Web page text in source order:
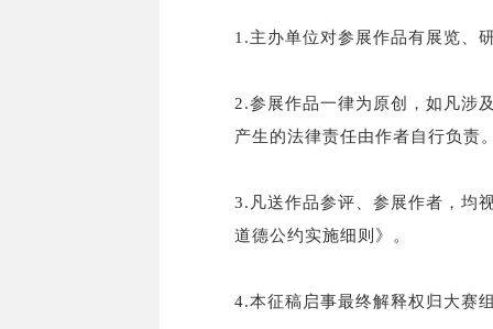
1.主办单位对参展作品有展览、
2.参展作品一律为原创，如凡涉
产生的法律责任由作者自行负责
3.凡送作品参评、参展作者，均
道德公约实施细则》。
4.本征稿启事最终解释权归大赛